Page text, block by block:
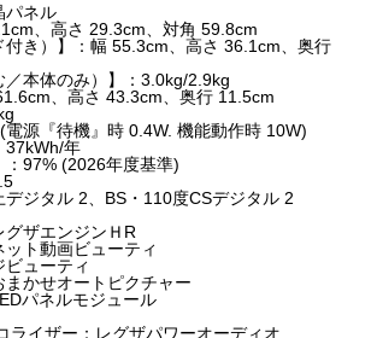
パネル
、高さ 29.3cm、対角 59.8cm
付き）】：幅 55.3cm、高さ 36.1cm、奥行
／本体のみ）】：3.0kg/2.9kg
、高さ 43.3cm、奥行 11.5cm
電源『待機』時 0.4W. 機能動作時 10W)
37kWh/年
：97% (2026年度基準)
デジタル 2、BS・110度CSデジタル 2
ザエンジンＨR
ト動画ビューティ
ューティ
かせオートピクチャー
パネルモジュール
ライザー：レグザパワーオーディオ